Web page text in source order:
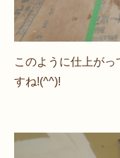
このように仕上が
すね!(^^)!